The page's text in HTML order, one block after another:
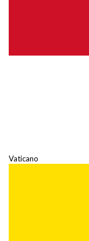
Vaticano